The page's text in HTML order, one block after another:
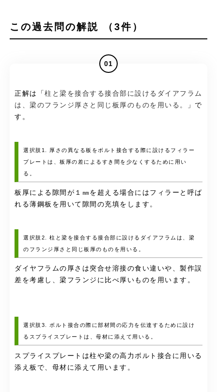
この過去問の解説 （3件）
01
正解は「 柱と梁を接合する接合部に設けるダイアフラム
は、梁のフランジ厚さと同じ板厚のものを用いる。
」で
す。
選択肢1. 厚さの異なる板をボルト接合する際に設けるフィラー
プレートは、板厚の差によるすき間を少なくするために用い
る。
板厚による隙間が１㎜を超える場合にはフィラーと呼ば
れる薄鋼板を用いて隙間の充填をします。
選択肢2. 柱と梁を接合する接合部に設けるダイアフラムは、梁
のフランジ厚さと同じ板厚のものを用いる。
ダイヤフラムの厚さは突合せ溶接の食い違いや、製作誤
差を考慮し、梁フランジに比べ厚いものを用います。
選択肢3. ボルト接合の際に部材間の応力を伝達するために設け
るスプライスプレートは、母材に添えて用いる。
スプライスプレートは柱や梁の高力ボルト接合に用いる
添え板で、母材に添えて用います。